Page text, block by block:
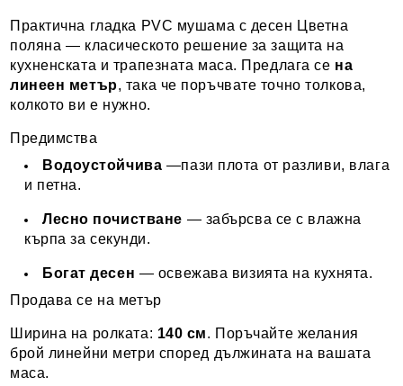
Практична гладка PVC мушама с десен Цветна
поляна — класическото решение за защита на
кухненската и трапезната маса. Предлага се на
линеен метър, така че поръчвате точно толкова,
колкото ви е нужно.
Предимства
Водоустойчива —пази плота от разливи, влага
и петна.
Лесно почистване — забърсва се с влажна
кърпа за секунди.
Богат десен — освежава визията на кухнята.
Продава се на метър
Ширина на ролката: 140 см. Поръчайте желания
брой линейни метри според дължината на вашата
маса.